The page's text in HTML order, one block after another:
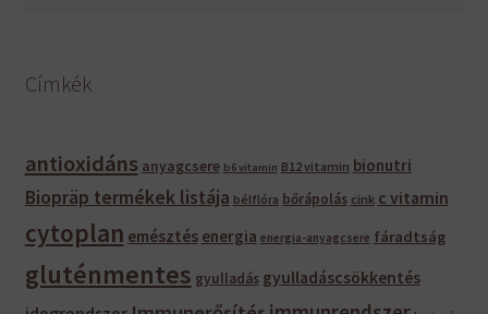
Címkék
antioxidáns anyagcsere b6 vitamin B12 vitamin bionutri
Biopräp termékek listája bélflóra bőrápolás cink c vitamin
cytoplan emésztés energia energia-anyagcsere fáradtság
gluténmentes gyulladás gyulladáscsökkentés